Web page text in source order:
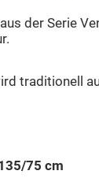
aus der Serie
traditionell
75 cm